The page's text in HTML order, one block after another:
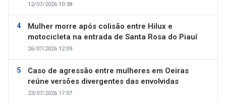
12/07/2026 10:38
Mulher morre após colisão entre Hilux e
motocicleta na entrada de Santa Rosa do Piauí
26/07/2026 12:09
Caso de agressão entre mulheres em Oeiras
reúne versões divergentes das envolvidas
23/07/2026 17:07